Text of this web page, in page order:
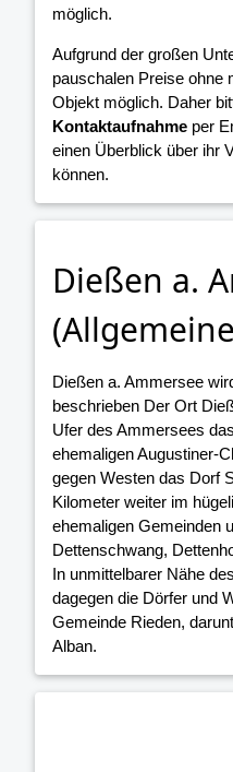
möglich.
Aufgrund der großen
pauschalen Preise ohne
Objekt möglich. Daher
Kontaktaufnahme per
einen Überblick über ihr
können.
Dießen a.
Dießen a. Ammersee
beschrieben Der Ort
Ufer des Ammersees
ehemaligen Augustiner-
gegen Westen das Dorf
Kilometer weiter im
ehemaligen Gemeinden
Dettenschwang,
In unmittelbarer Nähe
dagegen die Dörfer und
Gemeinde Rieden,
Alban.